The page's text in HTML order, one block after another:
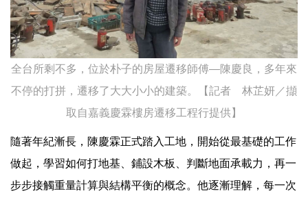
全台所剩不多，位於朴子的房屋遷移師傅—陳慶良，多年來
不停的打拼，遷移了大大小小的建築。【記者 林芷妍／擷
取自嘉義慶霖樓房遷移工程行提供】
隨著年紀漸長，陳慶霖正式踏入工地，開始從最基礎的工作
做起，學習如何打地基、鋪設木板、判斷地面承載力，再一
步步接觸重量計算與結構平衡的概念。他逐漸理解，每一次